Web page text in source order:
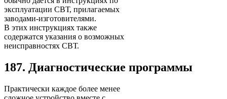
эксплуатации СВТ, прилагаемых
заводами-изготовителями.
В этих инструкциях также
содержатся указания о возможных
неисправностях СВТ.
187. Диагностические программы
Практически каждое более менее